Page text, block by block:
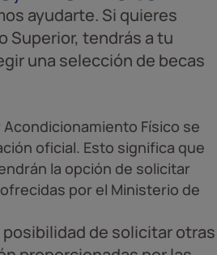
ayudarte. Si quieres
Superior, tendrás a tu
una selección de becas
Acondicionamiento Físico se
oficial. Esto significa que
la opción de solicitar
por el Ministerio de
de solicitar otras